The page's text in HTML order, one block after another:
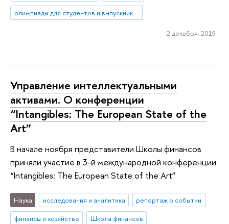
олимпиады для студентов и выпускников вузов
2 декабря 2019
Управление интеллектуальными
активами. О конференции
“Intangibles: The European State of the
Art”
В начале ноября представители Школы финансов
приняли участие в 3-й международной конференции
“Intangibles: The European State of the Art”
Наука исследования и аналитика
репортаж о событии
финансы и хозяйство
Школа финансов